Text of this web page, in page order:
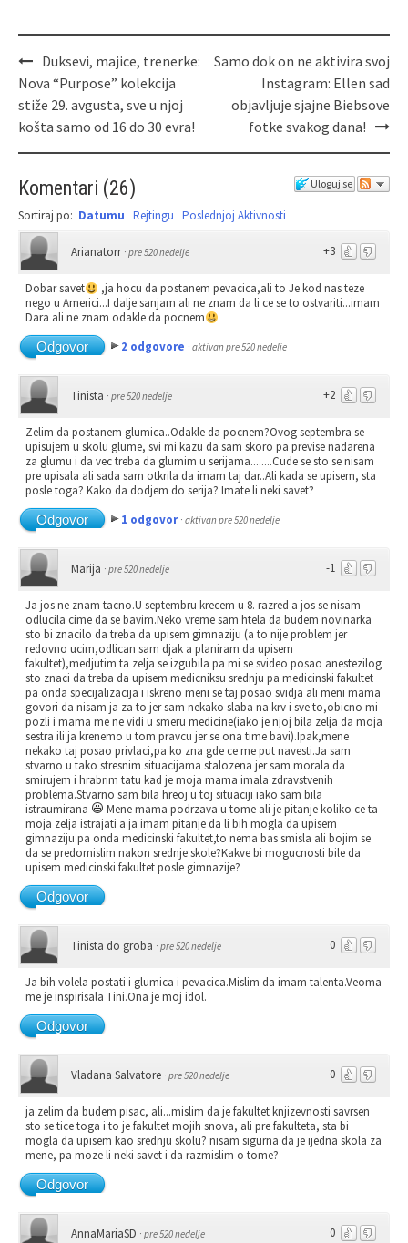
Duksevi, majice, trenerke:
Nova “Purpose” kolekcija
stiže 29. avgusta, sve u njoj
košta samo od 16 do 30 evra!
Samo dok on ne aktivira svoj
Instagram: Ellen sad
objavljuje sjajne Biebsove
fotke svakog dana!
Uloguj se
Komentari (26)
Sortiraj po: Datumu Rejtingu Poslednjoj Aktivnosti
+3
Arianatorr · pre 520 nedelje
Dobar savet
,ja hocu da postanem pevacica,ali to Je kod nas teze
nego u Americi...I dalje sanjam ali ne znam da li ce se to ostvariti...imam
Dara ali ne znam odakle da pocnem
Odgovor
2 odgovore · aktivan pre 520 nedelje
+2
Tinista · pre 520 nedelje
Zelim da postanem glumica..Odakle da pocnem?Ovog septembra se
upisujem u skolu glume, svi mi kazu da sam skoro pa previse nadarena
za glumu i da vec treba da glumim u serijama........Cude se sto se nisam
pre upisala ali sada sam otkrila da imam taj dar..Ali kada se upisem, sta
posle toga? Kako da dodjem do serija? Imate li neki savet?
Odgovor
1 odgovor · aktivan pre 520 nedelje
-1
Marija · pre 520 nedelje
Ja jos ne znam tacno.U septembru krecem u 8. razred a jos se nisam
odlucila cime da se bavim.Neko vreme sam htela da budem novinarka
sto bi znacilo da treba da upisem gimnaziju (a to nije problem jer
redovno ucim,odlican sam djak a planiram da upisem
fakultet),medjutim ta zelja se izgubila pa mi se svideo posao anestezilog
sto znaci da treba da upisem medicniksu srednju pa medicinski fakultet
pa onda specijalizacija i iskreno meni se taj posao svidja ali meni mama
govori da nisam ja za to jer sam nekako slaba na krv i sve to,obicno mi
pozli i mama me ne vidi u smeru medicine(iako je njoj bila zelja da moja
sestra ili ja krenemo u tom pravcu jer se ona time bavi).Ipak,mene
nekako taj posao privlaci,pa ko zna gde ce me put navesti.Ja sam
stvarno u tako stresnim situacijama stalozena jer sam morala da
smirujem i hrabrim tatu kad je moja mama imala zdravstvenih
problema.Stvarno sam bila hreoj u toj situaciji iako sam bila
istraumirana
Mene mama podrzava u tome ali je pitanje koliko ce ta
moja zelja istrajati a ja imam pitanje da li bih mogla da upisem
gimnaziju pa onda medicinski fakultet,to nema bas smisla ali bojim se
da se predomislim nakon srednje skole?Kakve bi mogucnosti bile da
upisem medicinski fakultet posle gimnazije?
Odgovor
0
Tinista do groba · pre 520 nedelje
Ja bih volela postati i glumica i pevacica.Mislim da imam talenta.Veoma
me je inspirisala Tini.Ona je moj idol.
Odgovor
0
Vladana Salvatore · pre 520 nedelje
ja zelim da budem pisac, ali...mislim da je fakultet knjizevnosti savrsen
sto se tice toga i to je fakultet mojih snova, ali pre fakulteta, sta bi
mogla da upisem kao srednju skolu? nisam sigurna da je ijedna skola za
mene, pa moze li neki savet i da razmislim o tome?
Odgovor
0
AnnaMariaSD · pre 520 nedelje